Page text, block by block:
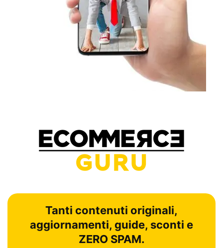
Tanti contenuti originali,
aggiornamenti, guide, sconti e
ZERO SPAM.